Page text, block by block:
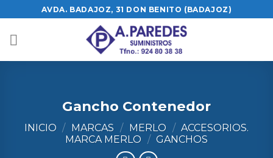
to
content
AVDA. BADAJOZ, 31 DON BENITO (BADAJOZ)
Gancho Contenedor
INICIO / MARCAS / MERLO / ACCESORIOS.
MARCA MERLO / GANCHOS